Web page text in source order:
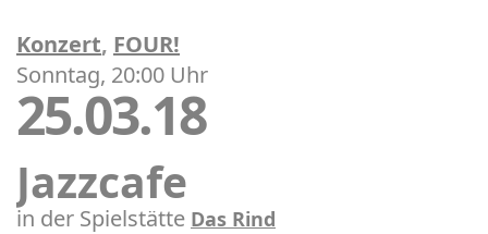
Konzert, FOUR!
Sonntag, 20:00 Uhr
25.03.18
Jazzcafe
in der Spielstätte Das Rind